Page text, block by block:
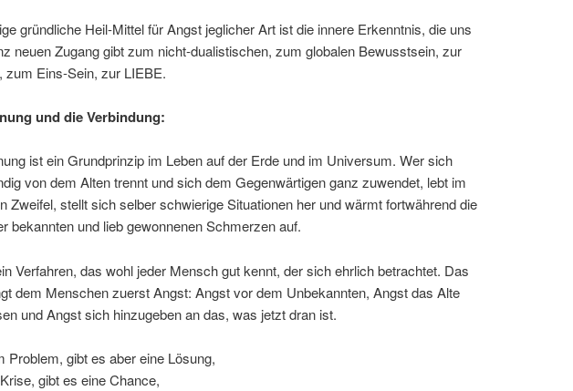
gründliche Heil-Mittel für Angst jeglicher Art ist die innere Erkenntnis, die uns
neuen Zugang gibt zum nicht-dualistischen, zum globalen Bewusstsein, zur
zum Eins-Sein, zur LIEBE.
und die Verbindung:
ist ein Grundprinzip im Leben auf der Erde und im Universum. Wer sich
von dem Alten trennt und sich dem Gegenwärtigen ganz zuwendet, lebt im
Zweifel, stellt sich selber schwierige Situationen her und wärmt fortwährend die
bekannten und lieb gewonnenen Schmerzen auf.
Verfahren, das wohl jeder Mensch gut kennt, der sich ehrlich betrachtet. Das
dem Menschen zuerst Angst: Angst vor dem Unbekannten, Angst das Alte
und Angst sich hinzugeben an das, was jetzt dran ist.
Problem, gibt es aber eine Lösung,
gibt es eine Chance,